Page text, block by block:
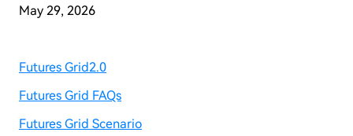
May 29, 2026
Futures Grid2.0
Futures Grid FAQs
Futures Grid Scenario